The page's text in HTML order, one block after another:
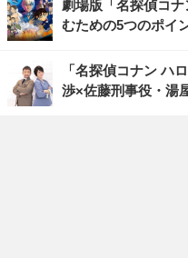
劇場版「名探偵コ
むための5つのポイ
「名探偵コナン ハ
渉×佐藤刑事役・湯